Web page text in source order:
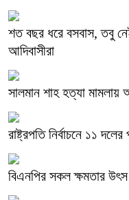
শত বছর ধরে বসবাস, তবু
আদিবাসীরা
সালমান শাহ হত্যা মামলায়
রাষ্ট্রপতি নির্বাচনে ১১ দলের
বিএনপির সকল ক্ষমতার